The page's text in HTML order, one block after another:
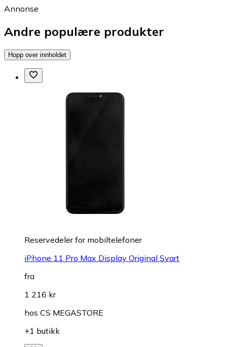
Annonse
Andre populære produkter
Hopp over innholdet
Reservedeler for mobiltelefoner
iPhone 11 Pro Max Display Original Svart
fra
1 216 kr
hos CS MEGASTORE
+1 butikk